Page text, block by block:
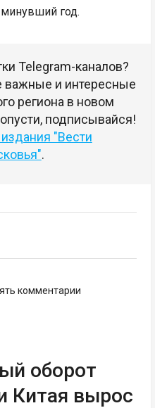
год.
Telegram-каналов?
и интересные
региона в новом
подписывайся!
"Вести
.
комментарии
оборот
Китая вырос